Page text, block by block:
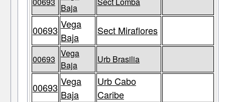
Baja
00693 Vega
Baja
Sect Miraflores
00693
Vega
Baja
Urb Brasilia
00693 Vega
Baja
Urb Cabo
Caribe